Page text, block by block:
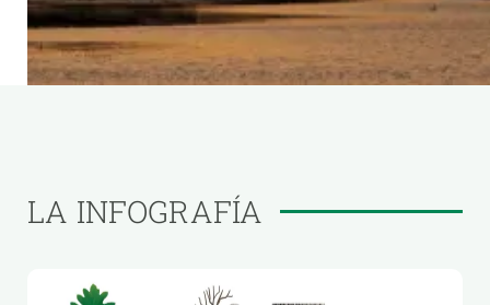
LA INFOGRAFÍA